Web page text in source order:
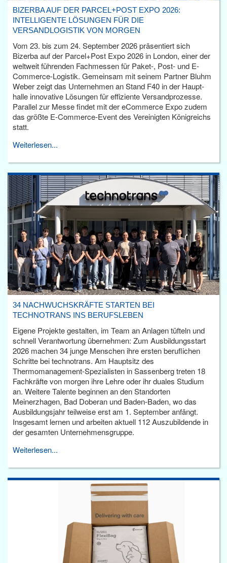
BIZERBA AUF DER PARCEL+POST EXPO 2026:
INTELLIGENTE LÖSUNGEN FÜR DIE
VERSANDLOGISTIK VON MORGEN
Vom 23. bis zum 24. September 2026 präsentiert sich
Bizerba auf der Parcel+Post Expo 2026 in London, einer der
weltweit führenden Fachmessen für Paket-, Post- und E-
Commerce-Logistik. Gemeinsam mit seinem Partner Bluhm
Weber zeigt das Unternehmen an Stand F40 in der Haupt­
halle innovative Lösungen für effiziente Versandprozesse.
Parallel zur Messe findet mit der eCommerce Expo zudem
das größte E-Commerce-Event des Vereinigten Königreichs
statt.
Weiterlesen...
34 NACHWUCHSKRÄFTE STARTEN BEI
TECHNOTRANS INS BERUFSLEBEN
Eigene Projekte gestalten, im Team an Anlagen tüfteln und
schnell Verantwortung übernehmen: Zum Ausbildungsstart
2026 machen 34 junge Menschen ihre ersten beruflichen
Schritte bei technotrans. Am Hauptsitz des
Thermomanagement-Spezialisten in Sassenberg treten 18
Fachkräfte von morgen ihre Lehre oder ihr duales Studium
an. Weitere Talente beginnen an den Standorten
Meinerzhagen, Bad Doberan und Baden-Baden, wo das
Ausbildungsjahr teilweise erst am 1. September anfängt.
Insgesamt lernen und arbeiten aktuell 112 Auszubildende in
der gesamten Unternehmensgruppe.
Weiterlesen...